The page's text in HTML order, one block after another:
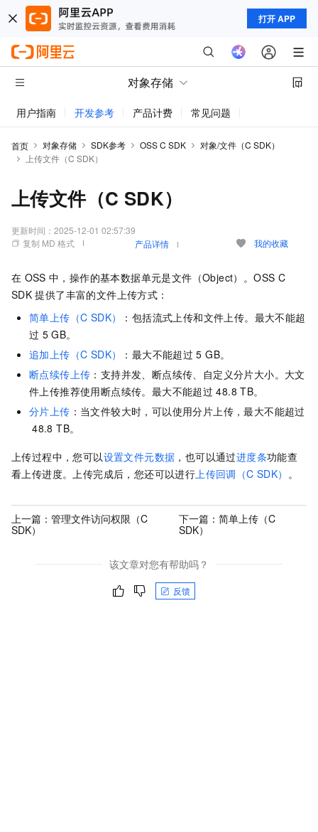
打开 APP
对象存储
用户指南 开发参考 产品计费 常见问题
首页 对象存储 SDK参考 OSS C SDK
对象/文件（C SDK）
上传文件（C SDK）
上传文件（C SDK）
更新时间： 2025-12-01 02:57:39
复制 MD 格式
产品详情 我的收藏
在 OSS 中，操作的基本数据单元是文件（Object）。OSS C
SDK 提供了丰富的文件上传方式：
简单上传（C SDK）
：包括流式上传和文件上传。最大不能超
过 5 GB。
追加上传（C SDK）
：最大不能超过 5 GB。
断点续传上传 ：支持并发、断点续传、自定义分片大小。大文
件上传推荐使用断点续传。最大不能超过 48.8 TB。
分片上传 ：当文件较大时，可以使用分片上传，最大不能超过
48.8 TB。
上传过程中，您可以设置文件元数据 ，也可以通过进度条功能查
看上传进度。上传完成后，您还可以进行上传回调（C SDK） 。
上一篇： 管理文件访问权限（C
SDK）
下一篇： 简单上传（C
SDK）
该文章对您有帮助吗？
反馈